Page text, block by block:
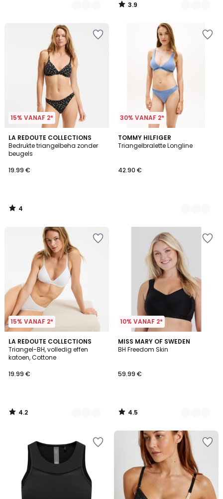
3.9
/
15% VANAF 2*
LA REDOUTE COLLECTIONS
Bedrukte triangelbeha zonder
beugels
19.99 €
4
/
5
4
/
30% VANAF 2*
TOMMY HILFIGER
Triangelbralette Longline
42.90 €
2
Kleuren
15% VANAF 2*
LA REDOUTE COLLECTIONS
Triangel-BH, volledig effen
katoen, Cottone
19.99 €
4.2
/ 5
4
Kleuren
4.2
/
10% VANAF 2*
MISS MARY OF SWEDEN
BH Freedom Skin
59.99 €
4.5
/ 5
2
Kleuren
4.5
/